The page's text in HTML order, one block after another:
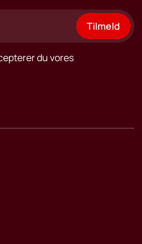
Tilmeld
du vores